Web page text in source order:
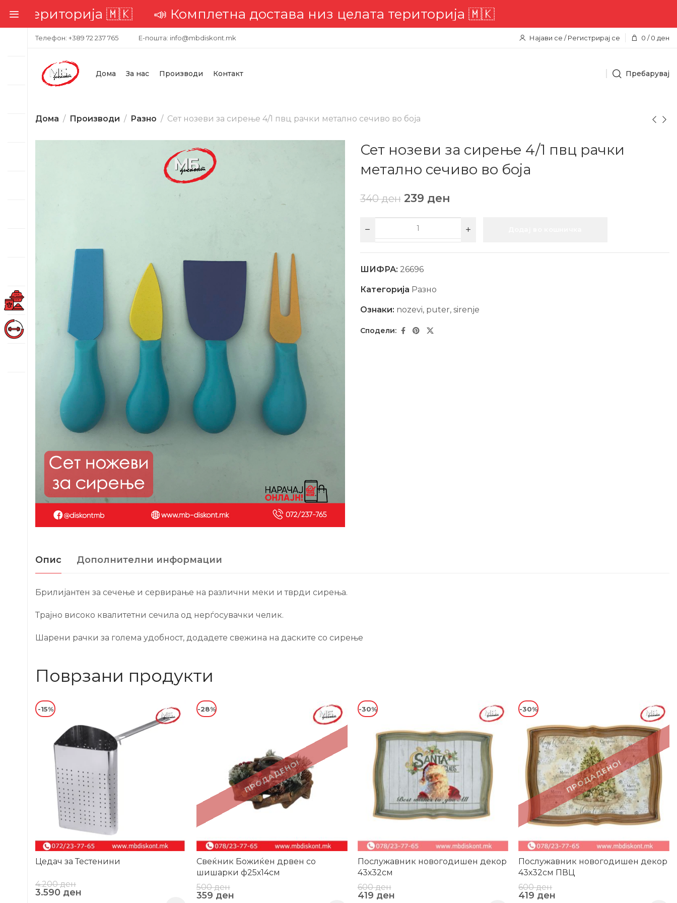
🇲🇰📣 Комплетна достава низ целата територија 🇲🇰
Телефон: +389 72 237 765 Е-пошта: info@mbdiskont.mk Најави се / Регистрирај се 0 / 0 ден
Дома За нас Производи Контакт Пребарувај
Дома Производи Разно Сет нозеви за сирење 4/1 пвц рачки метално сечиво во боја
Сет нозеви за сирење 4/1 пвц рачки
метално сечиво во боја
340ден 239 ден
ШИФРА: 26696
Категорија Разно
Ознаки: nozevi, puter, sirenje
Опис Дополнителни информации
Брилијантен за сечење и сервирање на различни меки и тврди сирења.
Трајно високо квалитетни сечила од нерѓосувачки челик.
Шарени рачки за голема удобност, додадете свежина на даските со сирење
Поврзани продукти
-15%
Цедач за Тестенини
4.200ден
3.590 ден
ПРОДАДЕНО!
-28%
Свеќник Божиќен дрвен со
шишарки ф25х14см
500ден
359 ден
-30%
Послужавник новогодишен декор
43х32см
600ден
419 ден
ПРОДАДЕНО!
-30%
Послужавник новогодишен декор
43х32см ПВЦ
600ден
419 ден